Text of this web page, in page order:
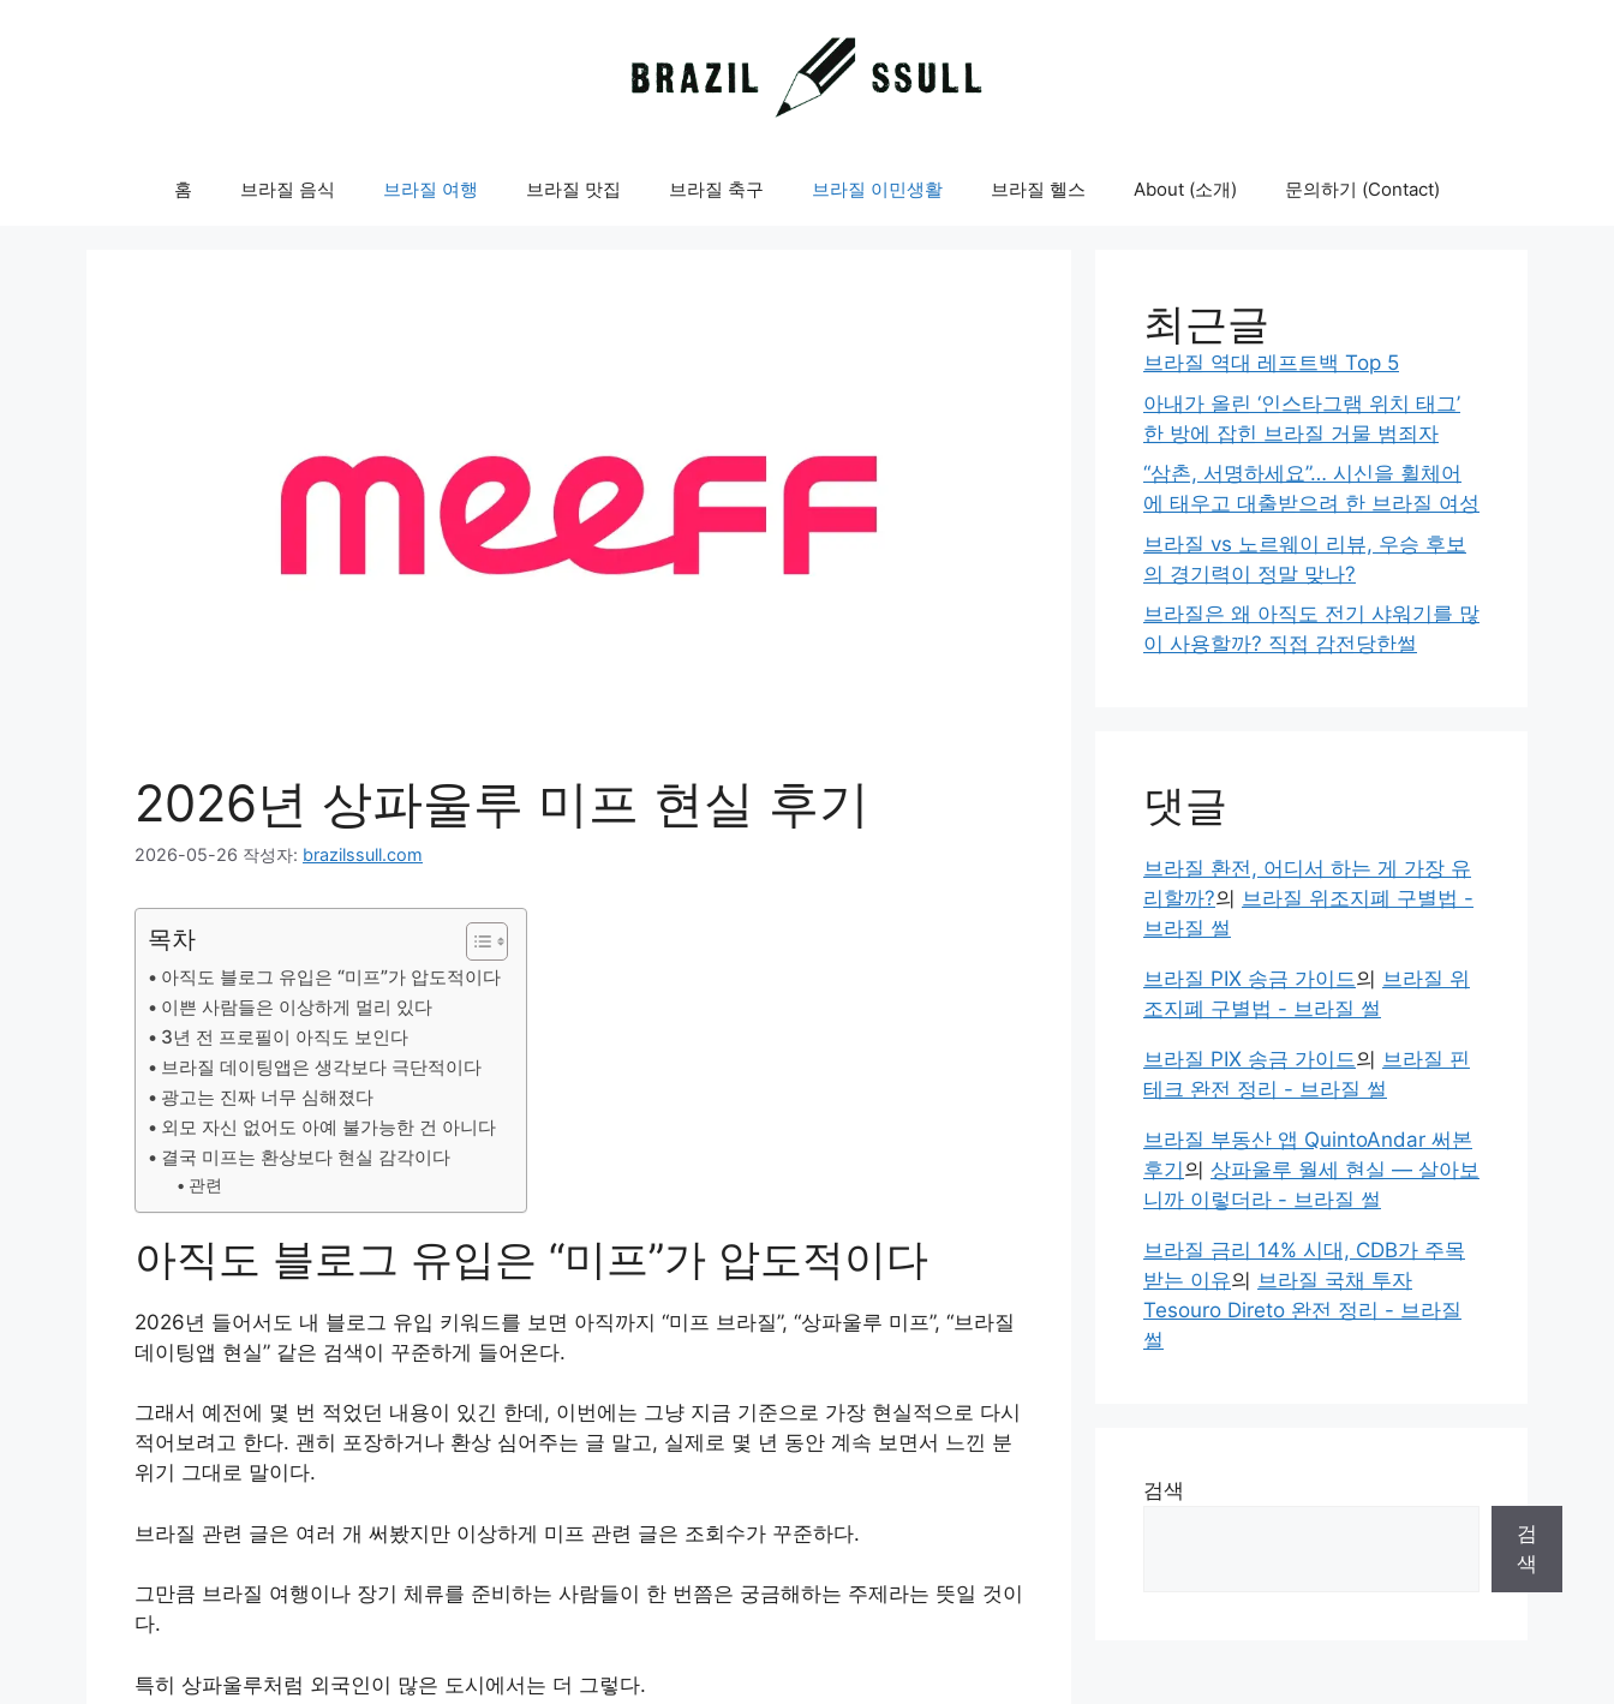
홈 브라질 음식 브라질 여행 브라질 맛집 브라질 축구 브라질 이민생활 브라질 헬스 About (소개) 문의하기 (Contact)
2026년 상파울루 미프 현실 후기
2026-05-26 작성자: brazilssull.com
목차
아직도 블로그 유입은 “미프”가 압도적이다
이쁜 사람들은 이상하게 멀리 있다
3년 전 프로필이 아직도 보인다
브라질 데이팅앱은 생각보다 극단적이다
광고는 진짜 너무 심해졌다
외모 자신 없어도 아예 불가능한 건 아니다
결국 미프는 환상보다 현실 감각이다
관련
아직도 블로그 유입은 “미프”가 압도적이다
2026년 들어서도 내 블로그 유입 키워드를 보면 아직까지 “미프 브라질”, “상파울루 미프”, “브라질
데이팅앱 현실” 같은 검색이 꾸준하게 들어온다.
그래서 예전에 몇 번 적었던 내용이 있긴 한데, 이번에는 그냥 지금 기준으로 가장 현실적으로 다시
적어보려고 한다. 괜히 포장하거나 환상 심어주는 글 말고, 실제로 몇 년 동안 계속 보면서 느낀 분
위기 그대로 말이다.
브라질 관련 글은 여러 개 써봤지만 이상하게 미프 관련 글은 조회수가 꾸준하다.
그만큼 브라질 여행이나 장기 체류를 준비하는 사람들이 한 번쯤은 궁금해하는 주제라는 뜻일 것이
다.
특히 상파울루처럼 외국인이 많은 도시에서는 더 그렇다.
최근글
브라질 역대 레프트백 Top 5
아내가 올린 ‘인스타그램 위치 태그’
한 방에 잡힌 브라질 거물 범죄자
“삼촌, 서명하세요”… 시신을 휠체어
에 태우고 대출받으려 한 브라질 여성
브라질 vs 노르웨이 리뷰, 우승 후보
의 경기력이 정말 맞나?
브라질은 왜 아직도 전기 샤워기를 많
이 사용할까? 직접 감전당한썰
댓글
브라질 환전, 어디서 하는 게 가장 유
리할까?의 브라질 위조지폐 구별법 -
브라질 썰
브라질 PIX 송금 가이드의 브라질 위
조지폐 구별법 - 브라질 썰
브라질 PIX 송금 가이드의 브라질 핀
테크 완전 정리 - 브라질 썰
브라질 부동산 앱 QuintoAndar 써본
후기 의 상파울루 월세 현실 — 살아보
니까 이렇더라 - 브라질 썰
브라질 금리 14% 시대, CDB가 주목
받는 이유의 브라질 국채 투자
Tesouro Direto 완전 정리 - 브라질
썰
검색
검
색